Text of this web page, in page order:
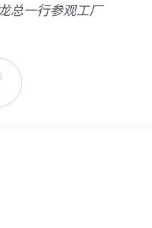
总一行参观工厂